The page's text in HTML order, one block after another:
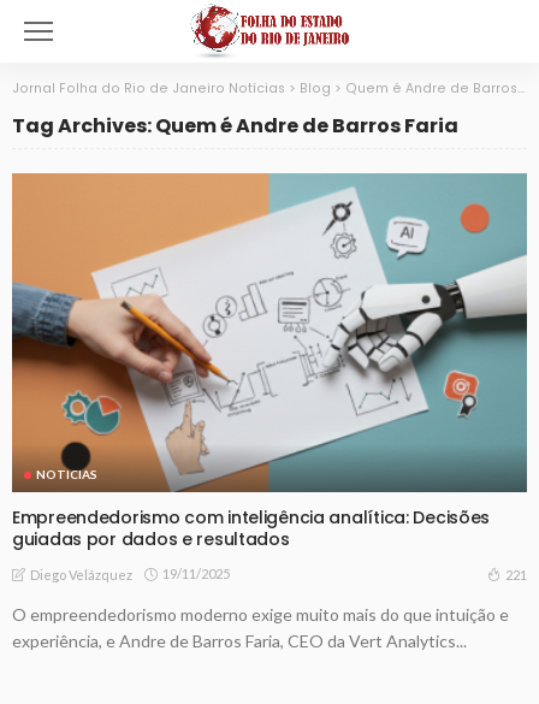
Jornal Folha do Rio de Janeiro Notícias > Blog > Quem é Andre de Barros Faria
Tag Archives: Quem é Andre de Barros Faria
NOTICIAS
Empreendedorismo com inteligência analítica: Decisões
guiadas por dados e resultados
Diego Velázquez 19/11/2025 221
O empreendedorismo moderno exige muito mais do que intuição e
experiência, e Andre de Barros Faria, CEO da Vert Analytics...